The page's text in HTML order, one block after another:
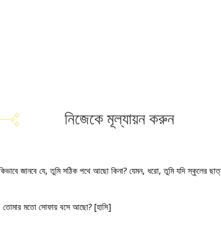
নিজেকে মূল্যায়ন করুন
জানবে যে, তুমি সঠিক পথে আছো কিনা? যেমন, ধরো, তুমি যদি স্কুলের
তোমার মতো সোফায় বসে আছো? [হাসি]